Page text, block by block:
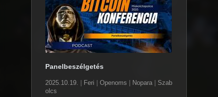
Panelbeszélgetés
2025.10.19. Feri Openoms Nopara
Szab
olcs